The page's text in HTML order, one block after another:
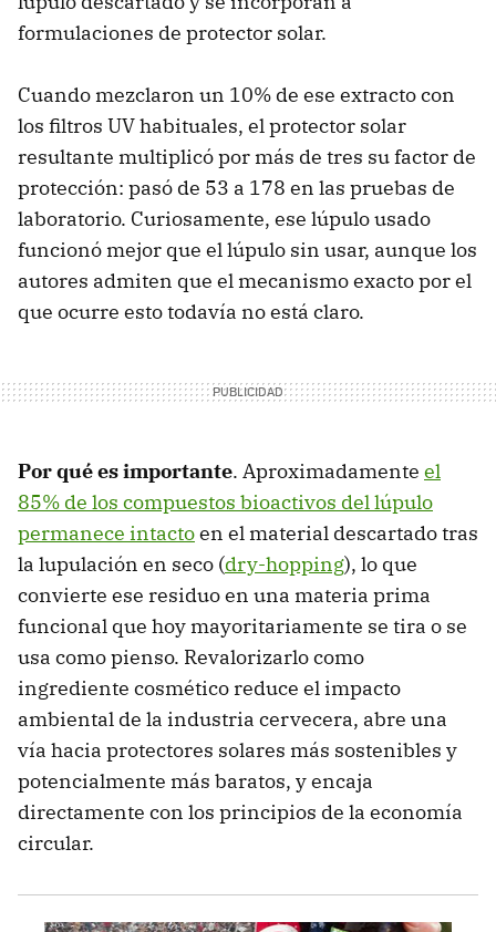
formulaciones de protector solar.
Cuando mezclaron un 10% de ese extracto con
los filtros UV habituales, el protector solar
resultante multiplicó por más de tres su factor de
protección: pasó de 53 a 178 en las pruebas de
laboratorio. Curiosamente, ese lúpulo usado
funcionó mejor que el lúpulo sin usar, aunque los
autores admiten que el mecanismo exacto por el
que ocurre esto todavía no está claro.
Por qué es importante. Aproximadamente el
85% de los compuestos bioactivos del lúpulo
permanece intactoen el material descartado tras
la lupulación en seco (dry-hopping), lo que
convierte ese residuo en una materia prima
funcional que hoy mayoritariamente se tira o se
usa como pienso. Revalorizarlo como
ingrediente cosmético reduce el impacto
ambiental de la industria cervecera, abre una
vía hacia protectores solares más sostenibles y
potencialmente más baratos, y encaja
directamente con los principios de la economía
circular.